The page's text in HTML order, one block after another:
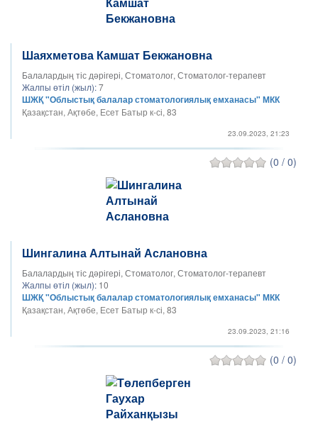
Шаяхметова Камшат Бекжановна
Балалардың тіс дәрігері, Стоматолог, Стоматолог-терапевт
Жалпы өтіл (жыл):7
ШЖҚ "Облыстық балалар стоматологиялық емханасы" МКК
Қазақстан, Ақтөбе, Есет Батыр к-сі, 83
23.09.2023, 21:23
(0 / 0)
Шингалина Алтынай Аслановна
Балалардың тіс дәрігері, Стоматолог, Стоматолог-терапевт
Жалпы өтіл (жыл): 10
ШЖҚ "Облыстық балалар стоматологиялық емханасы" МКК
Қазақстан, Ақтөбе, Есет Батыр к-сі, 83
23.09.2023, 21:16
(0 / 0)